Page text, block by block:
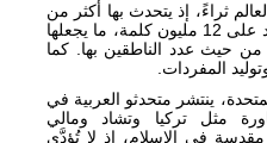
ثراءً، إذ يتحدث بها أكثر من
330 مليون شخص، وتضم ما يزيد على 12 مليون كلمة، ما يجعلها
من حيث عدد الناطقين بها. كما
المفردات.
ينتشر متحدثو العربية في
مثل تركيا وتشاد ومالي
مقدسة في الإسلام، إذ لا تُؤدَّى